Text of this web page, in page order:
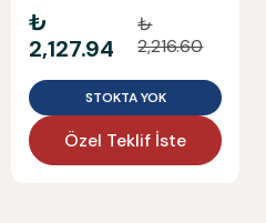
WERKA
₺
2,127.94
₺
2,216.60
STOKTA YOK
Özel Teklif İste